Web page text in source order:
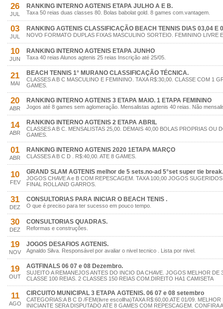
26
JUL
RANKING INTERNO AGTENIS ETAPA JULHO A E B.
Taxa 50 reias duas classes 80. Bolas babolat gold. 8 games com.vantagem.
03
JUL
RANKING AGTENIS CLASSIFICAÇÃO BEACH TENNIS DIAS 03,04 E
NOVO FORMATO DUPLAS FIXAS MASCULINO SORTEIO. FEMININO LIVRE
10
JUN
RANKING INTERNO AGTENIS ETAPA JUNHO
Taxa 40 reias Alunos agtenis 25 reias Inscrição até 25/05.
21
MAI
BEACH TENNIS 1° MURANO CLASSIFICAÇÃO TÉCNICA.
CLASSES A B C MASCULINO E FEMININO. TAXA R$:30,00. CLASSE COM 1
GAMES.
20
ABR
RANKING INTERNO AGTENIS 3 ETAPA MAIO. 1 ETAPA FEMININO
Jogos até 8 games sem aglomeração. Mensalistas agtenis 40 reias. Não
14
ABR
RANKING INTERNO AGTENIS 2 ETAPA ABRIL
CLASSES A B C. MENSALISTAS 25,00. DEMAIS 40,00 BOLAS PROPRIAS OU
GAMES.
01
ABR
RANKING INTERNO AGTENIS 2020 1ETAPA MARÇO
CLASSES A B C D . R$:40,00. ATE 8 GAMES.
10
FEV
GRAND SLAM AGTENIS melhor de 5 sets.no-ad 5°set super tie break.
JOGOS CHAVE A e B COM REPESCAGEM. TAXA 100,00 JOGOS
FINAL ROLLAND GARROS.
31
DEZ
CONSULTORIAS PARA INICIAR O BEACH TENIS .
O que é preciso para ter sucesso em pouco tempo.
30
DEZ
CONSULTORIAS QUADRAS.
Reformas e construções.
19
NOV
JOGOS DESAFIOS AGTENIS.
Agnaldo Silva. Responsável por avaliar o nivel tecnico . Lista por nivel.
19
OUT
AGTFINALS 06 07 e 08 Dezembro.
SUJEITO A REMANEJOS ANTES DO INCIO DA CHAVE. JOGOS MELHOR DE
CLASSE 100 REIAS. 2 CLASSES 150 REIAS COM.DIREITO HA1 CAMISETA
11
AGO
CIRCUITO MUNICIPAL 3 ETAPA AGTENIS. 06 07 e 08 setembro
CATEGORIAS:A B C D /FEM(livre escollha)TAXA R$:60,00.ATE 01/09. MELHOR
INICIANTE SERA DISPUTADO ATE 8 GAMES COM REPESCAGEM. CONFIRA